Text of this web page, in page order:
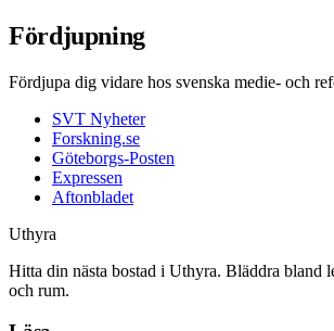
Fördjupning
Fördjupa dig vidare hos svenska medie- och
SVT Nyheter
Forskning.se
Göteborgs-Posten
Expressen
Aftonbladet
Uthyra
Hitta din nästa bostad i Uthyra. Bläddra bland
och rum.